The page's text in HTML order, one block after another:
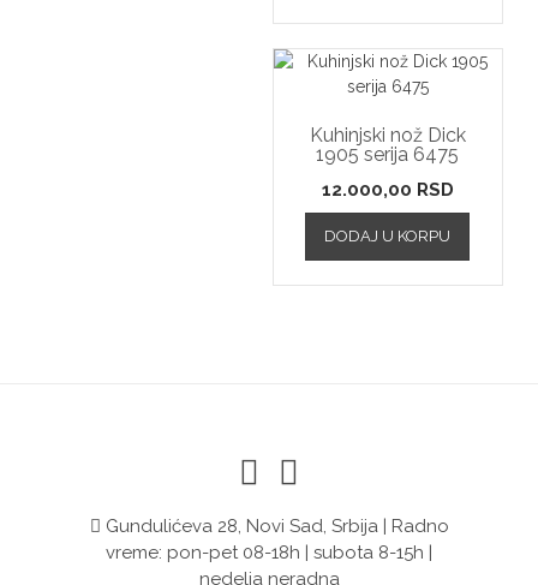
Kuhinjski nož Dick
1905 serija 6475
12.000,00 RSD
DODAJ U KORPU
Gundulićeva 28, Novi Sad, Srbija | Radno
vreme: pon-pet 08-18h | subota 8-15h |
nedelja neradna